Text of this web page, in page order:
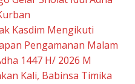
Kasdim Mengikuti
Pengamanan Malam
1447 H/ 2026 M
Kali, Babinsa Timika